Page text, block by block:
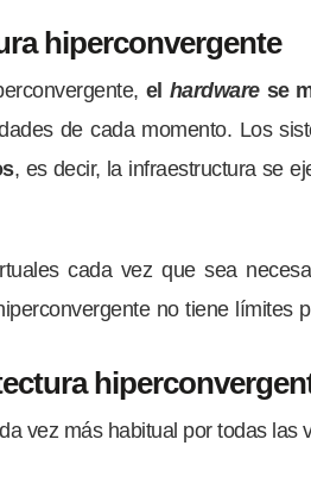
hiperconvergente
el hardwarese
de cada momento. Los
, es decir, la infraestructura se
cada vez que sea
no tiene
vez más habitual por todas